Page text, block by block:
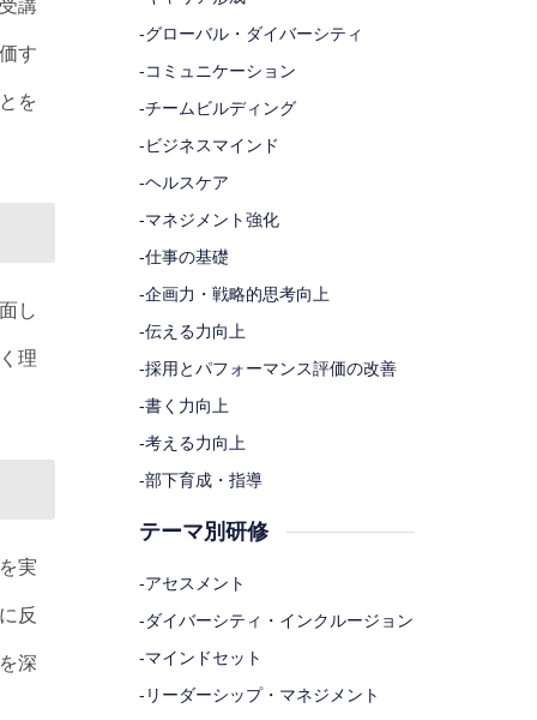
講
す
を
し
理
実
反
深
-グローバル・ダイバーシティ
-コミュニケーション
-チームビルディング
-ビジネスマインド
-ヘルスケア
-マネジメント強化
-仕事の基礎
-企画力・戦略的思考向上
-伝える力向上
-採用とパフォーマンス評価の改善
-書く力向上
-考える力向上
-部下育成・指導
テーマ別研修
-アセスメント
-ダイバーシティ・インクルージョン
-マインドセット
- リーダーシップ・マネジメント